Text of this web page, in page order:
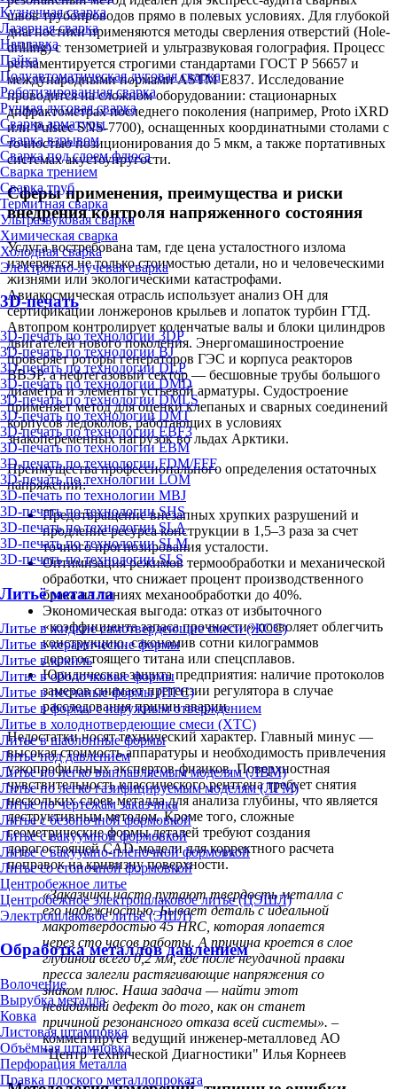
Кузнечная сварка
Лазерная сварка
Наплавка
Пайка
Полуавтоматическая дуговая сварка
Роботизированная сварка
Ручная дуговая сварка
Сварка арматуры
Сварка взрывом
Сварка под слоем флюса
Сварка трением
Сварка труб
Термитная сварка
Ультразвуковая сварка
Химическая сварка
Холодная сварка
Электронно-лучевая сварка
3D-печать
3D-печать по технологии 3DP
3D-печать по технологии BJ
3D-печать по технологии DLP
3D-печать по технологии DMD
3D-печать по технологии DMLS
3D-печать по технологии DMT
3D-печать по технологии EBF3
3D-печать по технологии EBM
3D-печать по технологии FDM/FFF
3D-печать по технологии LOM
3D-печать по технологии MBJ
3D-печать по технологии SHS
3D-печать по технологии SLA
3D-печать по технологии SLM
3D-печать по технологии SLS
Литьё металла
Литье в жидкие самотвердеющие смеси (ЖСС)
Литье в керамические формы
Литье в кокиль
Литье в оболочковые формы
Литье в песчаные формы (ПГС)
Литье в формы с наружным отверждением
Литье в холоднотвердеющие смеси (ХТС)
Литье в шаблонные формы
Литье под давлением
Литье по легко выплавляемым моделям (ЛВМ)
Литье по легко газифицируемым моделям (ЛГМ)
Литье по чертежам заказчика
Литье с безопочной формовкой
Литье с вакуумной формовкой
Литье с вакуумно-плёночной формовкой
Литье со стопочной формовкой
Центробежное литье
Центробежное электрошлаковое литье (ЦЭШЛ)
Электрошлаковое литье (ЭШЛ)
Обработка металлов давлением
Волочение
Вырубка металла
Ковка
Листовая штамповка
Объёмная штамповка
Перфорация металла
Правка плоского металлопроката
швов трубопроводов прямо в полевых условиях. Для глубокой
диагностики применяются методы сверления отверстий (Hole-
drilling) с тензометрией и ультразвуковая голография. Процесс
регламентируется строгими стандартами ГОСТ Р 56657 и
международными нормами ASTM E837. Исследование
проводится на сложном оборудовании: стационарных
дифрактометрах последнего поколения (например, Proto iXRD
или Pulstec SNS-7700), оснащенных координатными столами с
точностью позиционирования до 5 мкм, а также портативных
системах акустоупругости.
Сферы применения, преимущества и риски
внедрения контроля напряженного состояния
Услуга востребована там, где цена усталостного излома
измеряется не только стоимостью детали, но и человеческими
жизнями или экологическими катастрофами.
Авиакосмическая отрасль использует анализ ОН для
сертификации лонжеронов крыльев и лопаток турбин ГТД.
Автопром контролирует коленчатые валы и блоки цилиндров
двигателей нового поколения. Энергомашиностроение
проверяет роторы генераторов ГЭС и корпуса реакторов
ВВЭР, а нефтегазовый сектор — бесшовные трубы большого
диаметра и элементы устьевой арматуры. Судостроение
применяет метод для оценки клепаных и сварных соединений
корпусов ледоколов, работающих в условиях
знакопеременных нагрузок во льдах Арктики.
Преимущества профессионального определения остаточных
напряжений:
Предотвращение внезапных хрупких разрушений и
продление ресурса конструкции в 1,5–3 раза за счет
точного прогнозирования усталости.
Оптимизация режимов термообработки и механической
обработки, что снижает процент производственного
брака на линиях механообработки до 40%.
Экономическая выгода: отказ от избыточного
«коэффициента запаса прочности» позволяет облегчить
конструкцию, сэкономив сотни килограммов
дорогостоящего титана или спецсплавов.
Юридическая защита предприятия: наличие протоколов
замеров снимает претензии регулятора в случае
расследования причин аварии.
Недостатки носят технический характер. Главный минус —
высокая стоимость аппаратуры и необходимость привлечения
узкопрофильных экспертов-физиков. Поверхностная
чувствительность классического рентгена требует снятия
нескольких слоев металла для анализа глубины, что является
деструктивным методом. Кроме того, сложные
геометрические формы деталей требуют создания
дорогостоящей CAD-модели для корректного расчета
поправок на кривизну поверхности.
«Заказчики часто путают твердость металла с
его надежностью. Бывает деталь с идеальной
макротвердостью 45 HRC, которая лопается
через сто часов работы. А причина кроется в слое
глубиной всего 0,2 мм, где после неудачной правки
пресса залегли растягивающие напряжения со
знаком плюс. Наша задача — найти этот
невидимый дефект до того, как он станет
причиной резонансного отказа всей системы». –
комментирует ведущий инженер-металловед АО
"Центр Технической Диагностики" Илья Корнеев